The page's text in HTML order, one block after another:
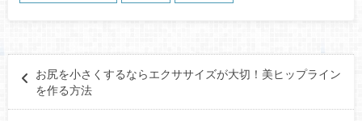
お尻を小さくするならエクササイズが大切！美ヒップライン
を作る方法